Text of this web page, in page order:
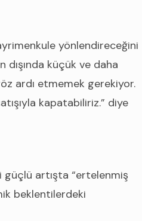
yönlendireceğini
küçük ve daha
ardı etmemek gerekiyor.
kapatabiliriz.” diye
güçlü artışta “ertelenmiş
beklentilerdeki